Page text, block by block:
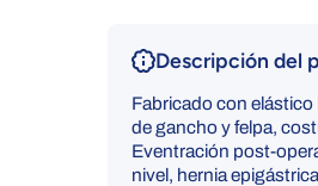
Descripción del
Fabricado con elástico
de gancho y felpa,
Eventración post-
nivel, hernia